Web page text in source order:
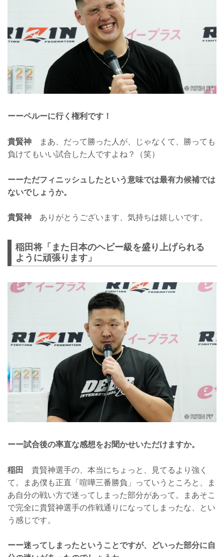
ーーペルーに行く権利です！
貴賢神 まあ、だって勝った人が、じゃなくて、勝っても
負けてもいい試合した人ですよね？（笑）
ーーただフィニッシュしたという意味では最有力候補では
ないでしょうか。
貴賢神 ありがとうございます、気持ちは嬉しいです。
稲田将「また日本のヘビー級を盛り上げられる
ように頑張ります」
ーー試合後の率直な感想をお聞かせいただけますか。
稲田
貴賢神選手の、本当にちょっと、見てるより強く
て。まあ僕も正直「喧嘩三番勝負」っていうところと、ま
あ自分の戦い方で迷ってしまった部分があって。まあそこ
で完全に貴賢神選手の作戦通りになってしまったな、とい
う感じです。
ーー迷ってしまったということですが、どいった部分に自